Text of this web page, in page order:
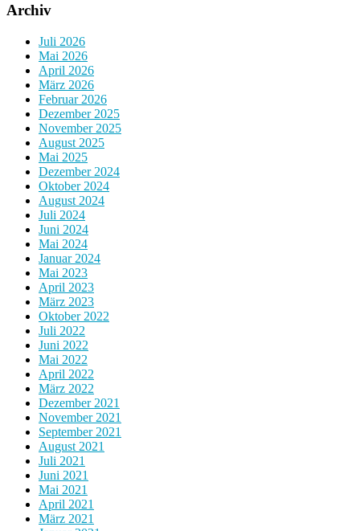
Archiv
Juli 2026
Mai 2026
April 2026
März 2026
Februar 2026
Dezember 2025
November 2025
August 2025
Mai 2025
Dezember 2024
Oktober 2024
August 2024
Juli 2024
Juni 2024
Mai 2024
Januar 2024
Mai 2023
April 2023
März 2023
Oktober 2022
Juli 2022
Juni 2022
Mai 2022
April 2022
März 2022
Dezember 2021
November 2021
September 2021
August 2021
Juli 2021
Juni 2021
Mai 2021
April 2021
März 2021